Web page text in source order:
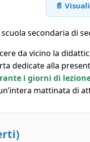
📄
secondaria
da vicino la
dedicate alla
i giorni di
mattinata di